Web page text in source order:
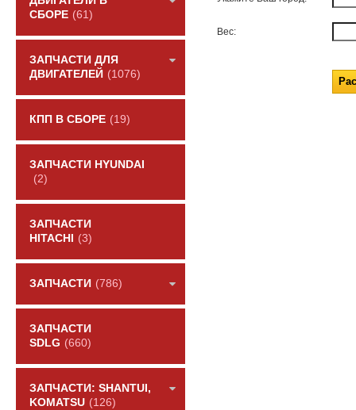
СБОРЕ (61)
ЗАПЧАСТИ ДЛЯ
ДВИГАТЕЛЕЙ (1076)
КПП В СБОРЕ (19)
ЗАПЧАСТИ HYUNDAI
(2)
ЗАПЧАСТИ
HITACHI
(3)
ЗАПЧАСТИ (786)
ЗАПЧАСТИ
SDLG (660)
ЗАПЧАСТИ: SHANTUI,
KOMATSU (126)
Вес: